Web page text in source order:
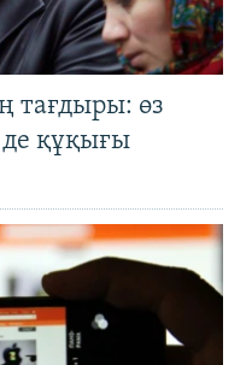
тағдыры: өз
де құқығы